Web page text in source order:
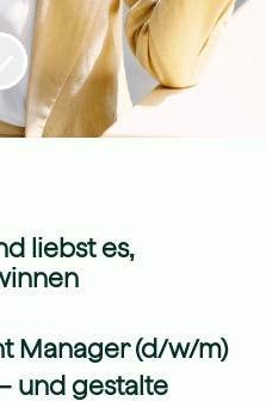
liebst es,
Manager (d/w/m)
und gestalte